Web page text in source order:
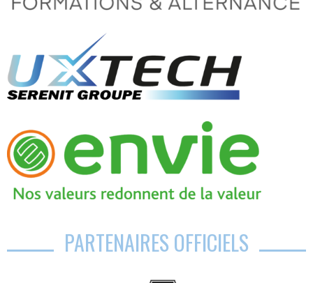
PARTENAIRES OFFICIELS